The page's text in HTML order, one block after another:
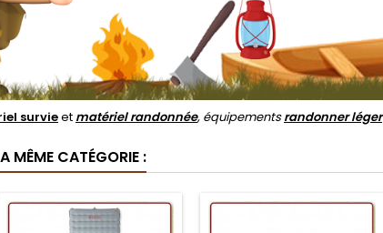
survieet matériel randonnée, équipementsrandonner léger
MÊME CATÉGORIE :